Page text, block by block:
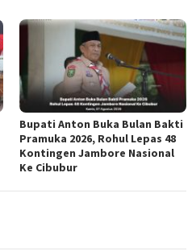
Bupati Anton Buka Bulan Bakti
Pramuka 2026, Rohul Lepas 48
Kontingen Jambore Nasional
Ke Cibubur